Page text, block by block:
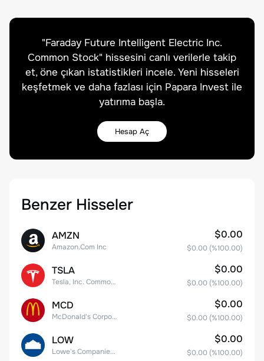
"Faraday Future Intelligent Electric Inc.
Common Stock" hissesini canlı verilerle takip
et, öne çıkan istatistikleri incele. Yeni hisseleri
keşfetmek ve daha fazlası için Papara Invest ile
yatırıma başla.
Hesap Aç
Benzer Hisseler
AMZN
Amazon.Com Inc
$0.00
$0.00 (%100.00)
TSLA
Tesla, Inc. Common Stock
$0.00
$0.00 (%100.00)
MCD
McDonald's Corporation
$0.00
$0.00 (%100.00)
LOW
Lowe's Companies Inc.
$0.00
$0.00 (%100.00)